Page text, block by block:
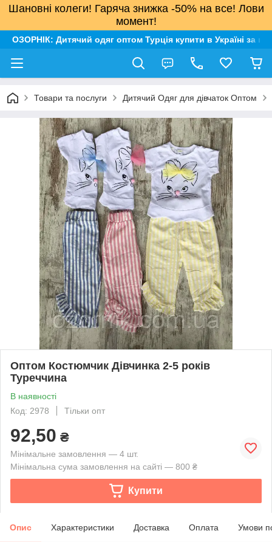
Шановні колеги! Гаряча знижка -50% на все! Лови
момент!
ОЗОРНІК: Дитячий одяг оптом Турція купити в Україні за
Товари та послуги Дитячий Одяг для дівчаток Оптом
Оптом Костюмчик Дівчинка 2-5 років
Туреччина
В наявності
Код: 2978
Тільки опт
92,50 ₴
Мінімальне замовлення — 4 шт.
Мінімальна сума замовлення на сайті — 800 ₴
Купити
Опис Характеристики Доставка Оплата Умови